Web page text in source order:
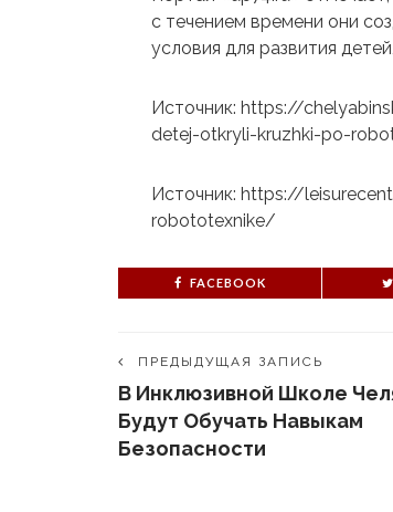
с течением времени они
условия для развития
Источник: https://
detej-otkryli-kruzhki-po-
Источник: https://
robototexnike/
FACEBOOK
ПРЕДЫДУЩАЯ ЗАПИСЬ
В Инклюзивной Школе
Будут Обучать Навыкам
Безопасности